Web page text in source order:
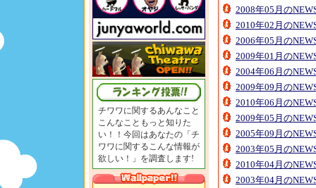
チワワに関するあんなこと
こんなこともっと知りた
い！！今回はあなたの「チ
ワワに関するこんな情報が
欲しい！」を調査します!
2008年05月の
2010年02月の
2006年05月の
2009年01月の
2004年06月の
2009年09月の
2010年06月の
2009年05月の
2005年09月の
2003年05月の
2010年04月の
2003年04月の